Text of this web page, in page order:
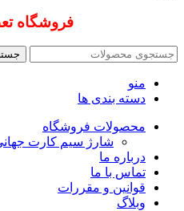
فروشگاه
منو
دسته بندی ها
محصولات فروشگاه
شارژ سیم کارت
درباره ما
تماس با ما
قوانین و مقررات
وبلاگ